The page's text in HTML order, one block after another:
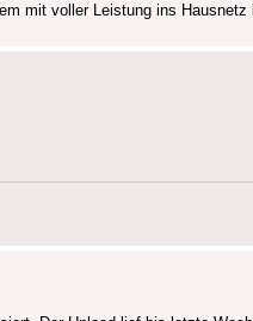
mit voller Leistung ins Hausnetz